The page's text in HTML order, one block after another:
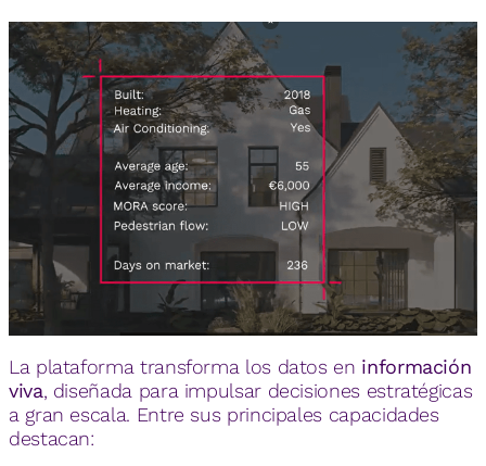
La plataforma transforma los datos en información
viva, diseñada para impulsar decisiones estratégicas
a gran escala. Entre sus principales capacidades
destacan: